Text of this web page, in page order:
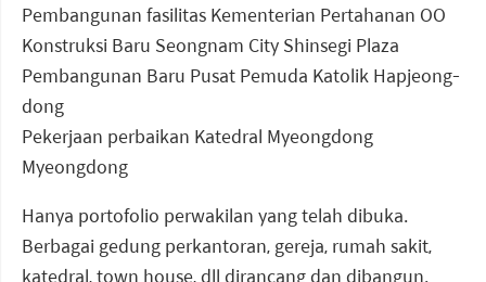
Pembangunan fasilitas Kementerian Pertahanan OO
Konstruksi Baru Seongnam City Shinsegi Plaza
Pembangunan Baru Pusat Pemuda Katolik Hapjeong-
dong
Pekerjaan perbaikan Katedral Myeongdong
Myeongdong
Hanya portofolio perwakilan yang telah dibuka.
Berbagai gedung perkantoran, gereja, rumah sakit,
katedral, town house, dll dirancang dan dibangun.